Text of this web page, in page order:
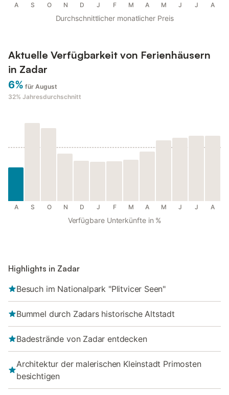
A S O N D J F M A M J J A
Durchschnittlicher monatlicher Preis
Aktuelle Verfügbarkeit von Ferienhäusern
in Zadar
6% für August
32% Jahresdurchschnitt
A S O N D J F M A M J J A
Verfügbare Unterkünfte in %
Highlights in Zadar
Besuch im Nationalpark "Plitvicer Seen"
Bummel durch Zadars historische Altstadt
Badestrände von Zadar entdecken
Architektur der malerischen Kleinstadt Primosten
besichtigen